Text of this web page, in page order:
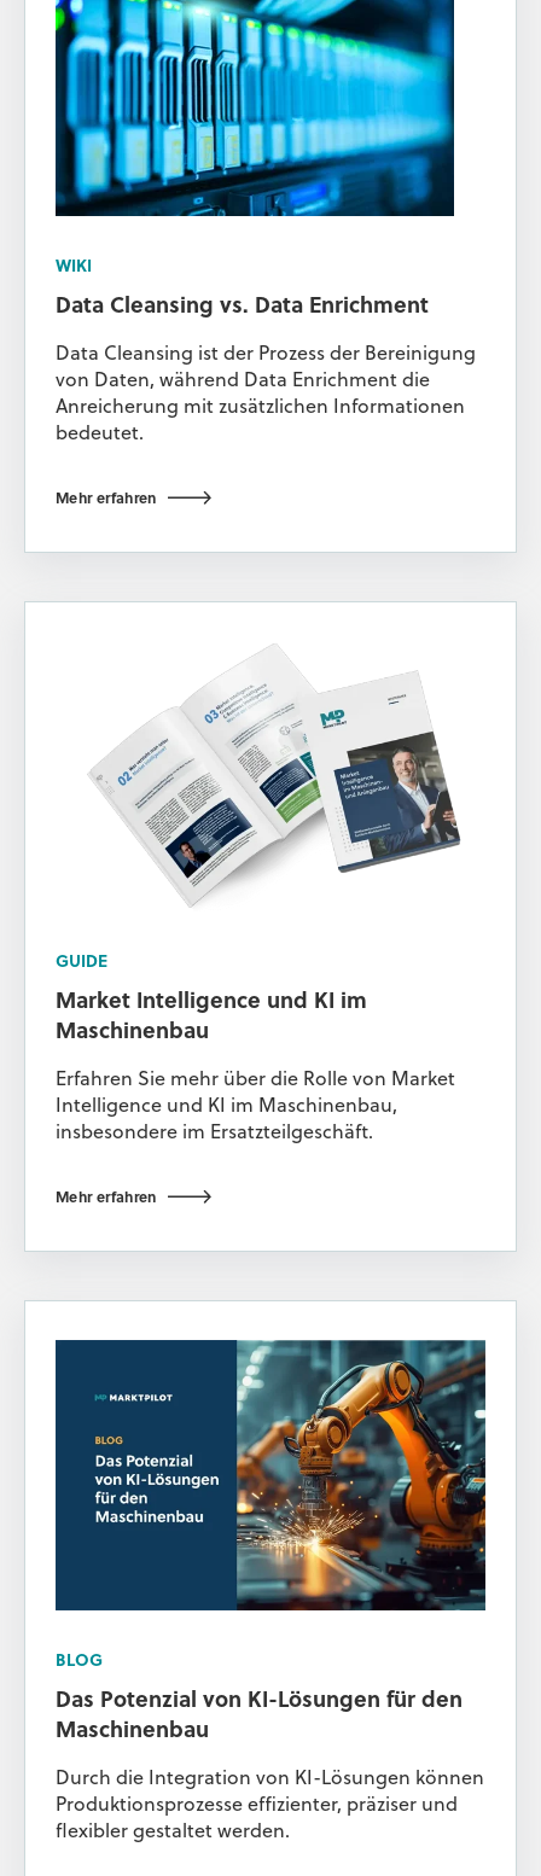
WIKI
Data Cleansing vs. Data Enrichment
Data Cleansing ist der Prozess der Bereinigung
von Daten, während Data Enrichment die
Anreicherung mit zusätzlichen Informationen
bedeutet.
Mehr erfahren
GUIDE
Market Intelligence und KI im
Maschinenbau
Erfahren Sie mehr über die Rolle von Market
Intelligence und KI im Maschinenbau,
insbesondere im Ersatzteilgeschäft.
Mehr erfahren
BLOG
Das Potenzial von KI-Lösungen für den
Maschinenbau
Durch die Integration von KI-Lösungen können
Produktionsprozesse effizienter, präziser und
flexibler gestaltet werden.